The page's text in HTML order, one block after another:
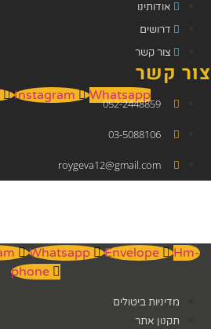
אודותינו
דרושים
צור קשר
צור קשר
Instagram Whatsapp
052-2448859
03-5088106
roygeva12@gmail.com
Whatsapp Envelope
Hm-
phone
מדיניות ביטולים
תקנון אתר